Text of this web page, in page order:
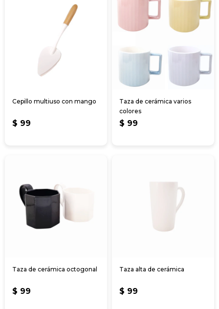
Cepillo multiuso con mango
$ 99
Taza de cerámica varios
colores
$ 99
Taza de cerámica octogonal
$ 99
Taza alta de cerámica
$ 99